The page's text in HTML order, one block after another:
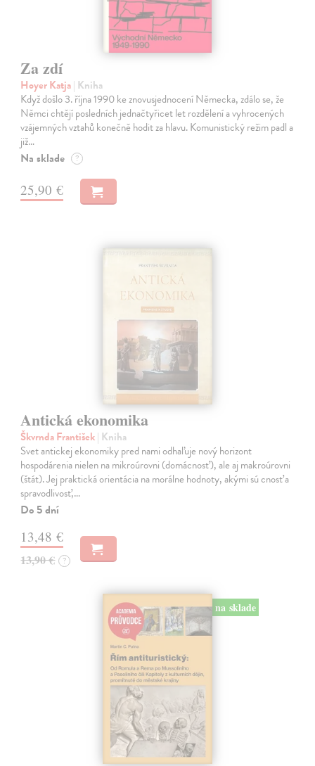
Za zdí
Hoyer Katja| Kniha
Když došlo 3. října 1990 ke znovusjednocení Německa, zdálo se, že
Němci chtějí posledních jednačtyřicet let rozdělení a vyhrocených
vzájemných vztahů konečně hodit za hlavu. Komunistický režim padl a
již…
Na sklade ?
25,90 €
Antická ekonomika
Škvrnda František| Kniha
Svet antickej ekonomiky pred nami odhaľuje nový horizont
hospodárenia nielen na mikroúrovni (domácnosť), ale aj makroúrovni
(štát). Jej praktická orientácia na morálne hodnoty, akými sú cnosť a
spravodlivosť,…
Do 5 dní
13,48 €
13,90 € ?
na sklade